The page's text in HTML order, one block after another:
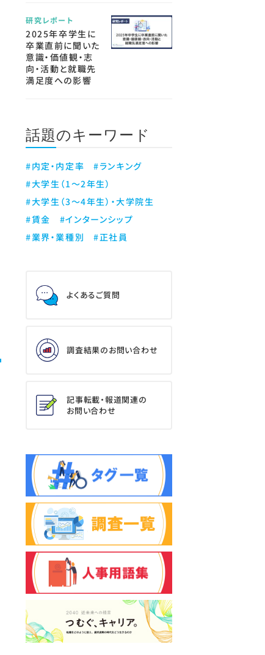
研究レポート
2025年卒学生に
卒業直前に聞いた
意識・価値観・志
向・活動と就職先
満足度への影響
話題のキーワード
#内定・内定率
#ランキング
#大学生（1～2年生）
#大学生（3～4年生）・大学院生
#賃金
#インターンシップ
#業界・業種別
#正社員
よくあるご質問
調査結果のお問い合わせ
記事転載・報道関連の
お問い合わせ